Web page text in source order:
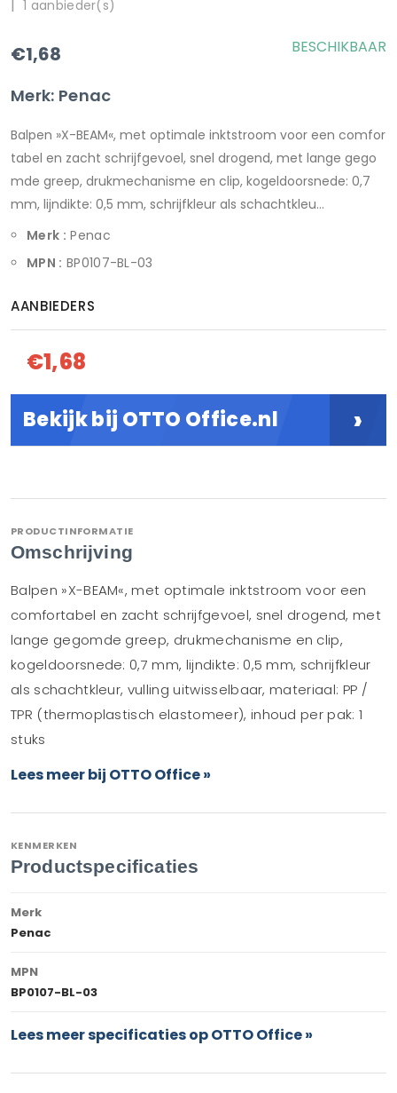
| 1 aanbieder(s)
€1,68
Merk: Penac
BESCHIKBAAR
Balpen »X-BEAM«, met optimale inktstroom voor een comfor
tabel en zacht schrijfgevoel, snel drogend, met lange gego
mde greep, drukmechanisme en clip, kogeldoorsnede: 0,7
mm, lijndikte: 0,5 mm, schrijfkleur als schachtkleu...
Merk : Penac
MPN : BP0107-BL-03
AANBIEDERS
€1,68
Bekijk bij OTTO Office.nl ›
PRODUCTINFORMATIE
Omschrijving
Balpen »X-BEAM«, met optimale inktstroom voor een
comfortabel en zacht schrijfgevoel, snel drogend, met
lange gegomde greep, drukmechanisme en clip,
kogeldoorsnede: 0,7 mm, lijndikte: 0,5 mm, schrijfkleur
als schachtkleur, vulling uitwisselbaar, materiaal: PP /
TPR (thermoplastisch elastomeer), inhoud per pak: 1
stuks
Lees meer bij OTTO Office »
KENMERKEN
Productspecificaties
Merk
Penac
MPN
BP0107-BL-03
Lees meer specificaties op OTTO Office »